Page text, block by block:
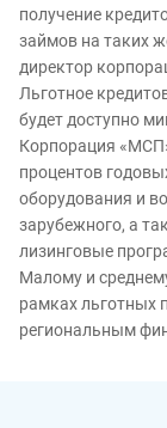
получение
займов на таких
директор
Льготное
будет доступно
Корпорация
процентов
оборудования и
зарубежного, а
лизинговые
Малому и
рамках льготных
региональным